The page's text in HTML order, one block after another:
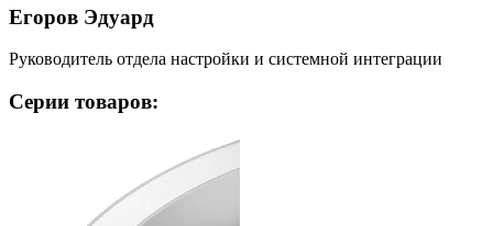
Егоров Эдуард
Руководитель отдела настройки и системной интеграции
Серии товаров: